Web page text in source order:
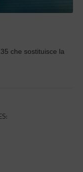
che sostituisce la